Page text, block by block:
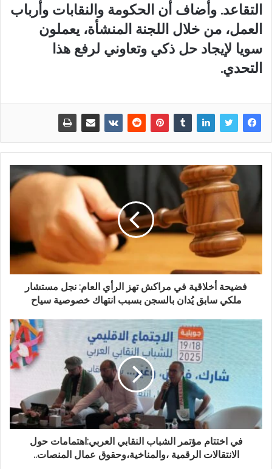
التقاعد. وأضاف أن الحكومة والنقابات وأرباب
العمل، من خلال اللجنة المنشأة، يعملون
سويا لإيجاد حل ذكي وتعاوني لرفع هذا
التحدي.
فضيحة أخلاقية في مراكش تهز الرأي العام: نجل مستشار
ملكي سابق يُدان بالسجن بسبب انتهاك خصوصية سياح
في اختتام مؤتمر الشباب النقابي العربي:اهتمامات حول
الانتقالات الرقمية ،والمناخية،وحقوق عمال المنصات..